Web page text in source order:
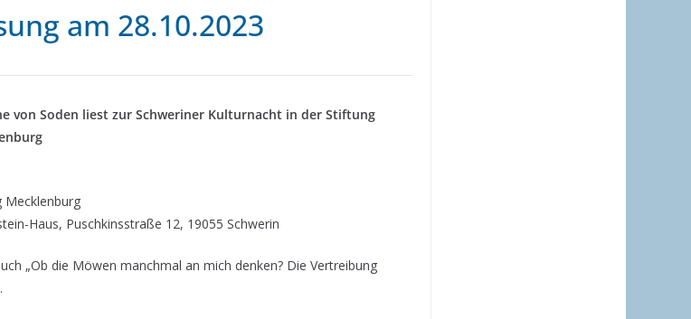
am 28.10.2023
von Soden liest zur Schweriner Kulturnacht in der Stiftung
Mecklenburg
Haus, Puschkinsstraße 12, 19055 Schwerin
„Ob die Möwen manchmal an mich denken? Die Vertreibung